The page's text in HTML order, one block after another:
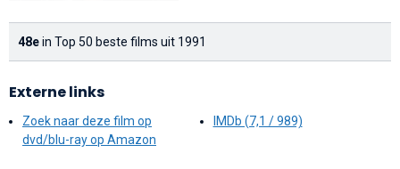
48ein Top 50 beste films uit 1991
Externe links
Zoek naar deze film op
dvd/blu-ray op Amazon
IMDb (7,1 / 989)